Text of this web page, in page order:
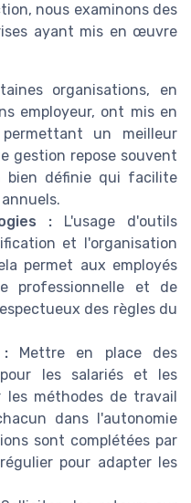
nous examinons des
ayant mis en œuvre
organisations, en
employeur, ont mis en
un meilleur
gestion repose souvent
bien définie qui facilite
: L'usage d'outils
et l'organisation
permet aux employés
professionnelle et de
des règles du
:Mettre en place des
les salariés et les
méthodes de travail
dans l'autonomie
sont complétées par
pour adapter les